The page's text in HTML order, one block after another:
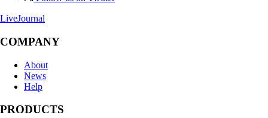
LiveJournal
COMPANY
About
News
Help
PRODUCTS